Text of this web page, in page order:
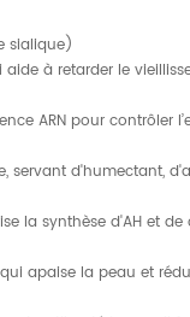
sialique)
à retarder le
ARN pour
servant d'humectant,
la synthèse d'AH et
apaise la peau et